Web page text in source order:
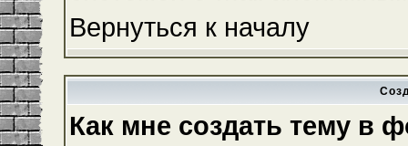
Вернуться к началу
Как мне создать тему в